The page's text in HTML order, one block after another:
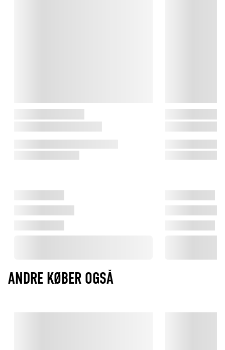
ANDRE KØBER OGSÅ